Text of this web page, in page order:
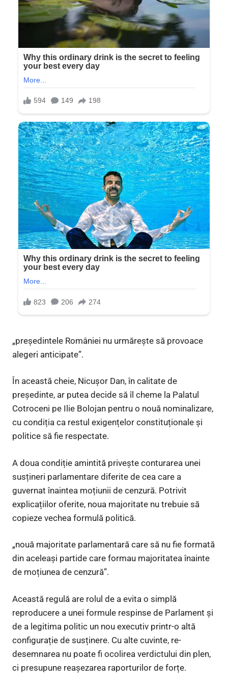
„președintele României nu urmărește să provoace
alegeri anticipate”.
În această cheie, Nicușor Dan, în calitate de
președinte, ar putea decide să îl cheme la Palatul
Cotroceni pe Ilie Bolojan pentru o nouă nominalizare,
cu condiția ca restul exigențelor constituționale și
politice să fie respectate.
A doua condiție amintită privește conturarea unei
susțineri parlamentare diferite de cea care a
guvernat înaintea moțiunii de cenzură. Potrivit
explicațiilor oferite, noua majoritate nu trebuie să
copieze vechea formulă politică.
„nouă majoritate parlamentară care să nu fie formată
din aceleași partide care formau majoritatea înainte
de moțiunea de cenzură”.
Această regulă are rolul de a evita o simplă
reproducere a unei formule respinse de Parlament și
de a legitima politic un nou executiv printr-o altă
configurație de susținere. Cu alte cuvinte, re-
desemnarea nu poate fi ocolirea verdictului din plen,
ci presupune reașezarea raporturilor de forțe.